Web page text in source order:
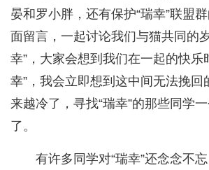
晏和罗小胖，还有保护“瑞幸”联盟
面留言，一起讨论我们与猫共同的
幸”，大家会想到我们在一起的快乐
幸”，我会立即想到这中间无法挽回
来越冷了，寻找“瑞幸”的那些同学
了。
有许多同学对“瑞幸”还念念不